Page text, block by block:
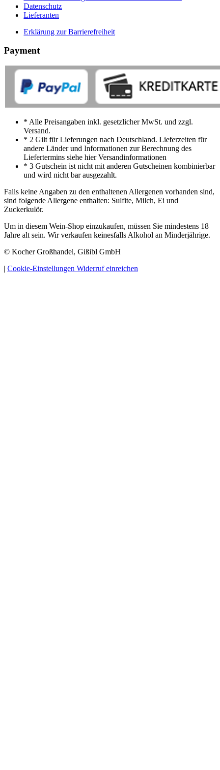
Datenschutz
Lieferanten
Erklärung zur Barrierefreiheit
Payment
* Alle Preisangaben inkl. gesetzlicher MwSt. und zzgl.
Versand.
* 2 Gilt für Lieferungen nach Deutschland. Lieferzeiten für
andere Länder und Informationen zur Berechnung des
Liefertermins siehe hier Versandinformationen
* 3 Gutschein ist nicht mit anderen Gutscheinen kombinierbar
und wird nicht bar ausgezahlt.
Falls keine Angaben zu den enthaltenen Allergenen vorhanden sind,
sind folgende Allergene enthalten: Sulfite, Milch, Ei und
Zuckerkulör.
Um in diesem Wein-Shop einzukaufen, müssen Sie mindestens 18
Jahre alt sein. Wir verkaufen keinesfalls Alkohol an Minderjährige.
© Kocher Großhandel, Gißibl GmbH
| Cookie-Einstellungen Widerruf einreichen